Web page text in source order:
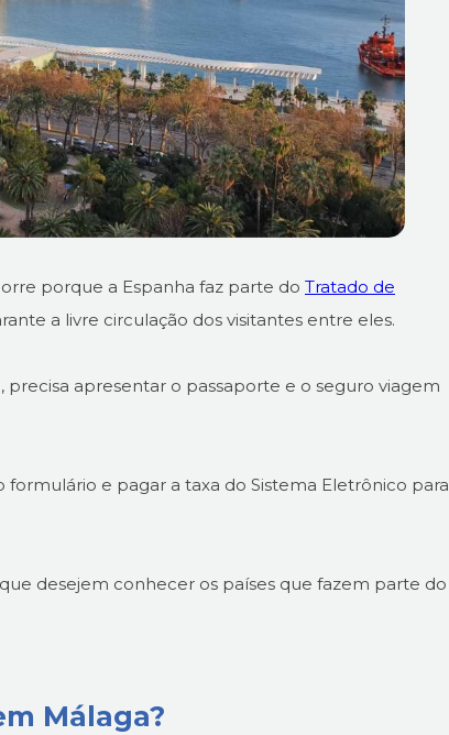
porque a Espanha faz parte do Tratado de
a livre circulação dos visitantes entre eles.
apresentar o passaporte e o seguro viagem
e pagar a taxa do Sistema Eletrônico para
desejem conhecer os países que fazem parte do
Málaga?